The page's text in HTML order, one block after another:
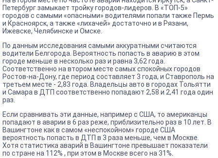
Петербург замыкает тройку городов-лидеров. В «ТОП-5»
городов с самыми «опасными» водителями попали также Пермь
и Красноярск, а также «лихачей» достаточно и в Рязани,
Ижевске, Челябинске и Омске.
По данным исследования самыми аккуратными считаются
водители Белгорода. Вероятность попасть в аварию в этом
городе меньше в несколько раз и равна 3,62 года.
Соответственно на втором месте самых спокойных городов
Ростов-на-Дону, где период составляет 3 года, и Ставрополь на
третьем месте - 2,83 года. Владельцы авто в городах Тольятти
и Самара в ДТП соответственно попадают 2,58 и 2,41 года один
раз.
Если сравнивать эти данные, например с США, то американцы
попадают в аварии в 6 раз реже, приблизительно раз в 10 лет. В
Вашингтоне как в самом «неспокойном» городе США
вероятность попасть в ДТП в 3 раза меньше, чем в Москве.
Хотя статистика аварий в Вашингтоне превышает показатели
по стране на 112% , при этом в Москве всего на 31%.